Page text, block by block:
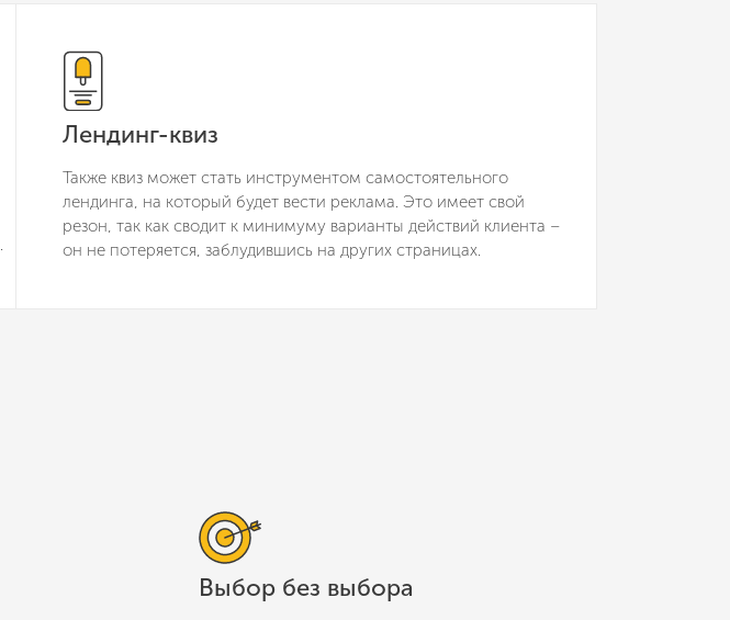
Лендинг-квиз
Также квиз может стать инструментом самостоятельного
лендинга, на который будет вести реклама. Это имеет свой
резон, так как сводит к минимуму варианты действий клиента –
он не потеряется, заблудившись на других страницах.
Выбор без выбора